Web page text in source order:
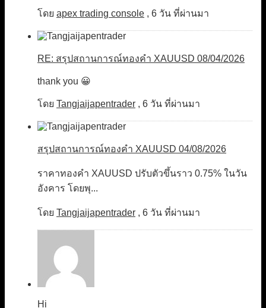
โดย apex trading console , 6 วัน ที่ผ่านมา
RE: สรุปสถานการณ์ทองคำ XAUUSD 08/04/2026
thank you 😀
โดย Tangjaijapentrader , 6 วัน ที่ผ่านมา
สรุปสถานการณ์ทองคำ XAUUSD 04/08/2026
ราคาทองคำ XAUUSD ปรับตัวขึ้นราว 0.75% ในวัน
อังคาร โดยพุ...
โดย Tangjaijapentrader , 6 วัน ที่ผ่านมา
Hi